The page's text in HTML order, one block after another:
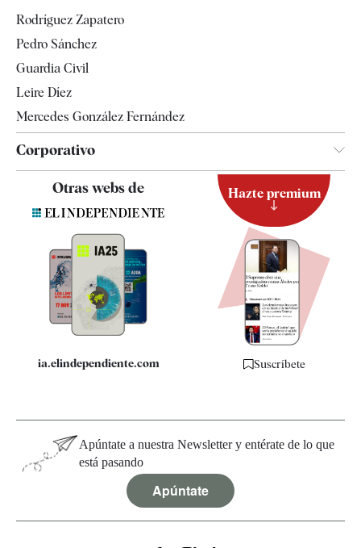
Televisión
Rodríguez Zapatero
Pedro Sánchez
Guardia Civil
Leire Díez
Mercedes González Fernández
Corporativo
Contacto
Quiénes somos
Especificaciones
Otras webs de
ia.elindependiente.com
Hazte premium
Suscríbete
Apúntate a nuestra Newsletter y entérate de lo que
está pasando
Apúntate